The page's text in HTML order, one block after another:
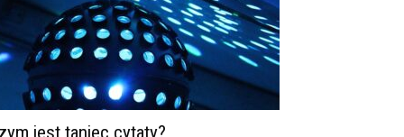
jest taniec cytaty?